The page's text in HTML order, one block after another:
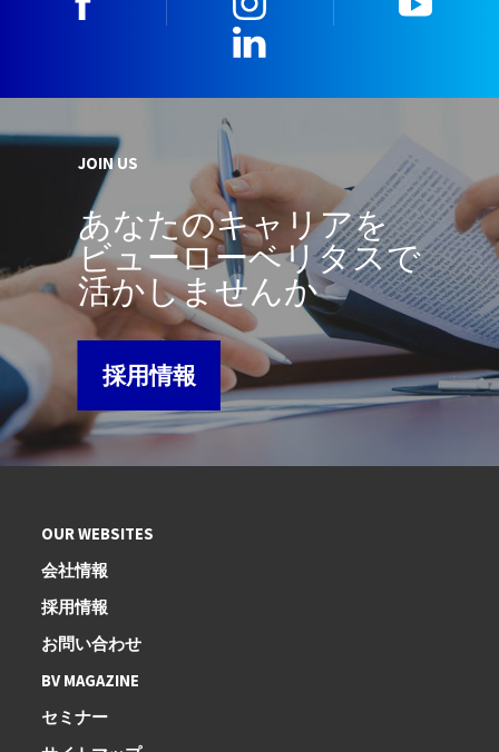
JOIN US
あなたのキャリアを
ビューローベリタスで
活かしませんか
採用情報
OUR WEBSITES
会社情報
採用情報
お問い合わせ
BV MAGAZINE
セミナー